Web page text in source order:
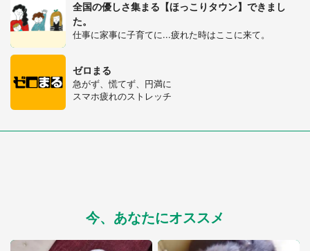
全国の優しさ集まる【ほっこりタウン】できまし
た。
仕事に家事に子育てに...疲れた時はここに来て。
ゼロまる
急がず、慌てず、円満に
スマホ疲れのストレッチ
今、あなたにオススメ